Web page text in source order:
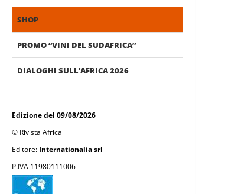
SHOP
PROMO “VINI DEL SUDAFRICA”
DIALOGHI SULL’AFRICA 2026
Edizione del 09/08/2026
© Rivista Africa
Editore: Internationalia srl
P.IVA 11980111006